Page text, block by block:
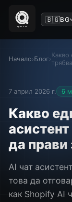
🇧🇬BG
Начало›Блог›Какво
7 април 2026 г. 6
Какво
да прави
AI чат
това да
как Shopify AI